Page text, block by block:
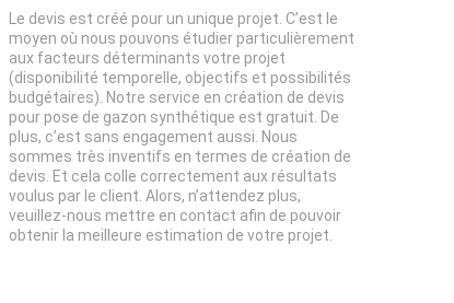
Le devis est créé pour un unique projet. C’est le
moyen où nous pouvons étudier particulièrement
aux facteurs déterminants votre projet
(disponibilité temporelle, objectifs et possibilités
budgétaires). Notre service en création de devis
pour pose de gazon synthétique est gratuit. De
plus, c’est sans engagement aussi. Nous
sommes très inventifs en termes de création de
devis. Et cela colle correctement aux résultats
voulus par le client. Alors, n’attendez plus,
veuillez-nous mettre en contact afin de pouvoir
obtenir la meilleure estimation de votre projet.